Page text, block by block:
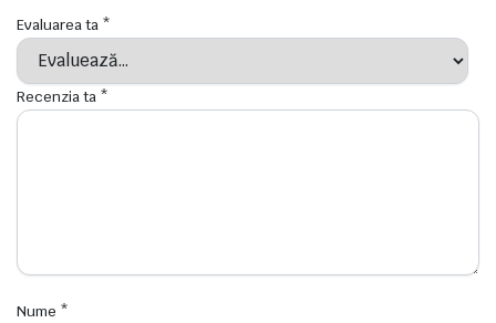
Evaluarea ta *
Recenzia ta *
Nume *